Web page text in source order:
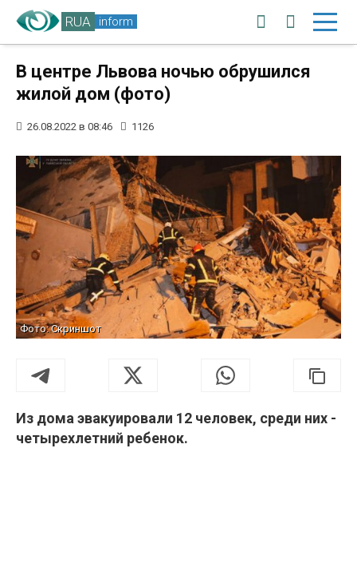
RUA inform
В центре Львова ночью обрушился
жилой дом (фото)
26.08.2022 в 08:46 1126
Фото: Скриншот
Из дома эвакуировали 12 человек, среди них -
четырехлетний ребенок.